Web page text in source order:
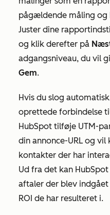
pågældende måling og
Juster dine
og klik derefter på
adgangsniveau, du vil
Gem.
Hvis du slog
oprettede forbindelse
HubSpot tilføje UTM-
din annonce-URL og vil
kontakter der har
Ud fra det kan
aftaler der blev
ROI de har resulteret i.